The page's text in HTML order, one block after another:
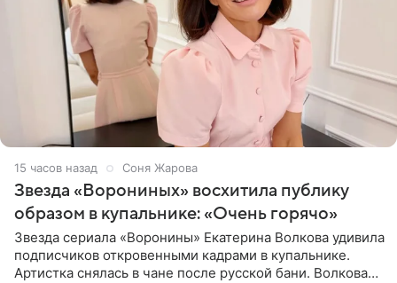
15 часов назад Соня Жарова
Звезда «Ворониных» восхитила публику
образом в купальнике: «Очень горячо»
Звезда сериала «Воронины» Екатерина Волкова удивила
подписчиков откровенными кадрами в купальнике.
Артистка снялась в чане после русской бани. Волкова